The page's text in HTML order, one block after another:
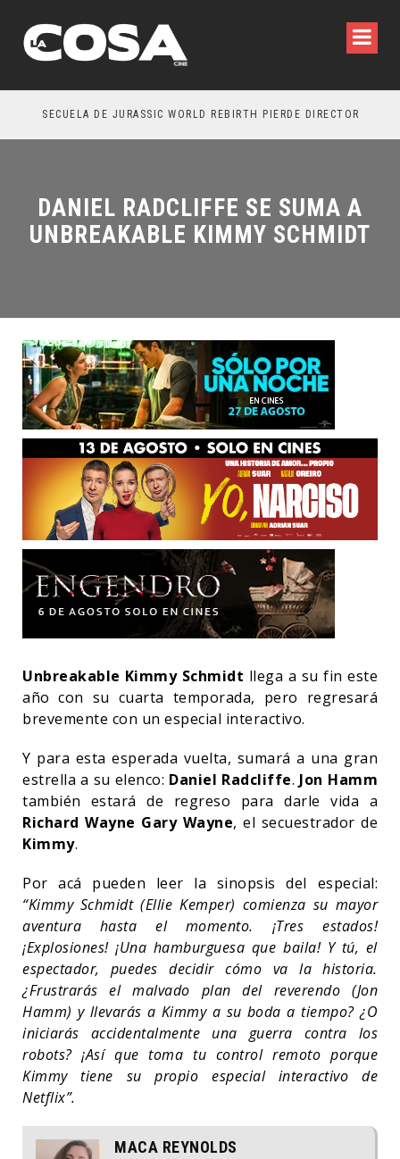
SECUELA DE JURASSIC WORLD REBIRTH PIERDE DIRECTOR
DANIEL RADCLIFFE SE SUMA A
UNBREAKABLE KIMMY SCHMIDT
Unbreakable Kimmy Schmidt llega a su fin este
año con su cuarta temporada, pero regresará
brevemente con un especial interactivo.
Y para esta esperada vuelta, sumará a una gran
estrella a su elenco: Daniel Radcliffe. Jon Hamm
también estará de regreso para darle vida a
Richard Wayne Gary Wayne, el secuestrador de
Kimmy.
Por acá pueden leer la sinopsis del especial:
“Kimmy Schmidt (Ellie Kemper) comienza su mayor
aventura hasta el momento. ¡Tres estados!
¡Explosiones! ¡Una hamburguesa que baila! Y tú, el
espectador, puedes decidir cómo va la historia.
¿Frustrarás el malvado plan del reverendo (Jon
Hamm) y llevarás a Kimmy a su boda a tiempo? ¿O
iniciarás accidentalmente una guerra contra los
robots? ¡Así que toma tu control remoto porque
Kimmy tiene su propio especial interactivo de
Netflix”.
MACA REYNOLDS